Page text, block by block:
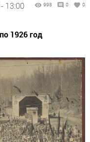
13:00 998 0 0
1926 год